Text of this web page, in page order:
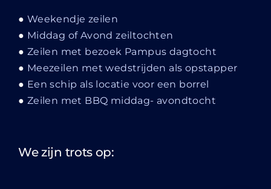
Weekendje zeilen
Middag of Avond zeiltochten
Zeilen met bezoek Pampus dagtocht
Meezeilen met wedstrijden als opstapper
Een schip als locatie voor een borrel
Zeilen met BBQ middag- avondtocht
We zijn trots op: